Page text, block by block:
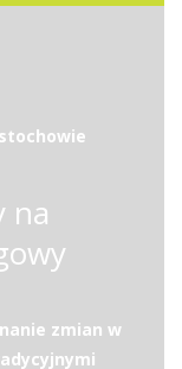
na
zmian w